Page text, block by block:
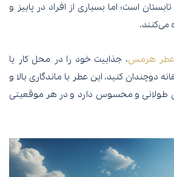
است؛ اما بسیاری از افراد در پاییز و
می‌کنند.
عطر هرمس، جذابیت خود را در محل کار یا
دوچندان کنید. این عطر با ماندگاری بالا و
و محسوس دارد و در هر موقعیتی